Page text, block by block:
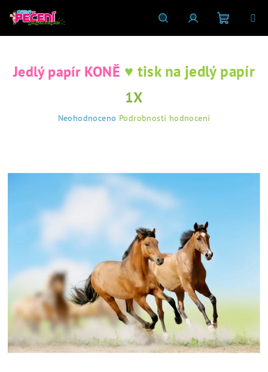
HledatPřihlášeníNákupní
košík
Jedlý papír KONĚ ♥ tisk na jedlý papír
1X
Neohodnoceno Podrobnosti hodnocení